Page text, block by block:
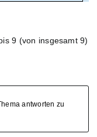
9 (von insgesamt 9)
antworten zu